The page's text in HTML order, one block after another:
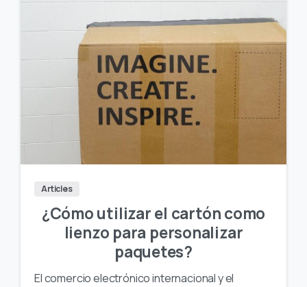
Articles
¿Cómo utilizar el cartón como
lienzo para personalizar
paquetes?
El comercio electrónico internacional y el